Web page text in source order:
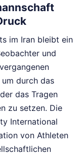
im Iran bleibt ein
und
durch das
das Tragen
zu setzen. Die
International
von Athleten